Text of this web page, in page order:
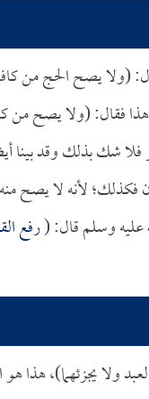
(ولا يصح الحج من
فقال: (ولا يصح من
شك بذلك وقد بينا
عليه وسلم قال: (رفع
يجزئهما)، هذا